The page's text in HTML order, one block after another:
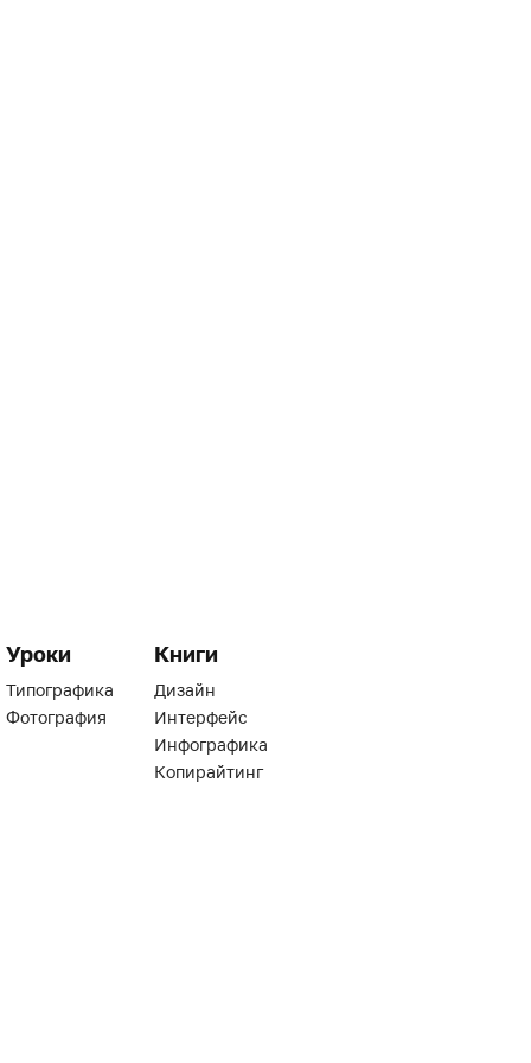
Уроки
Типографика
Фотография
Книги
Дизайн
Интерфейс
Инфографика
Копирайтинг